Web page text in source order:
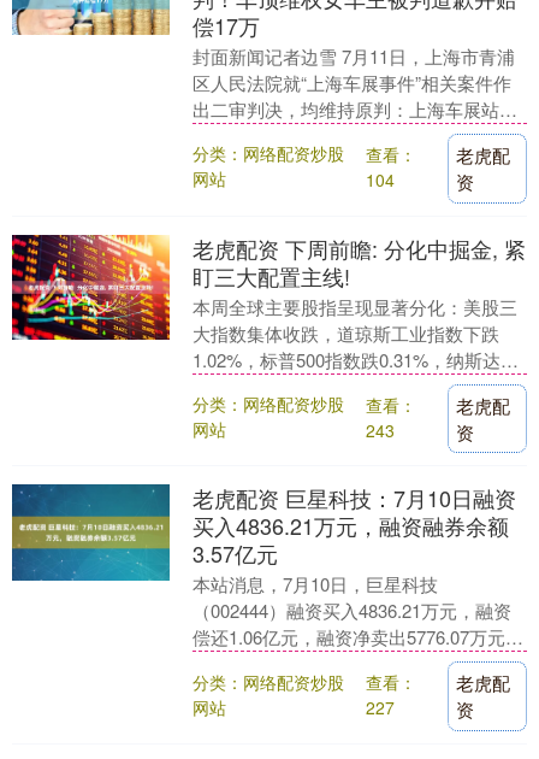
偿17万
封面新闻记者边雪 7月11日，上海市青浦
区人民法院就“上海车展事件”相关案件作
出二审判决，均维持原判：上海车展站上
特斯拉车顶的河南张女士被认定侵犯特斯
拉名誉权，....
分类：网络配资炒股
网站
查看：
104
老虎配
资
老虎配资 下周前瞻: 分化中掘金, 紧
盯三大配置主线!
本周全球主要股指呈现显著分化：美股三
大指数集体收跌，道琼斯工业指数下跌
1.02%，标普500指数跌0.31%，纳斯达克
指数微跌0.08%，特朗普政府扩大贸易战
范....
分类：网络配资炒股
网站
查看：
243
老虎配
资
老虎配资 巨星科技：7月10日融资
买入4836.21万元，融资融券余额
3.57亿元
本站消息，7月10日，巨星科技
（002444）融资买入4836.21万元，融资
偿还1.06亿元，融资净卖出5776.07万元，
融资余额3.44亿元。 融券方面，....
分类：网络配资炒股
网站
查看：
227
老虎配
资